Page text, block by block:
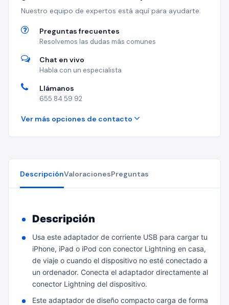
Nuestro equipo de expertos está aquí para ayudarte.
Preguntas frecuentes
Resolvemos las dudas más comunes
Chat en vivo
Habla con un especialista
Llámanos
655 84 59 92
Ver más opciones de contacto
DescripciónValoracionesPreguntas
Descripción
Usa este adaptador de corriente USB para cargar tu
iPhone, iPad o iPod con conector Lightning en casa,
de viaje o cuando el dispositivo no esté conectado a
un ordenador. Conecta el adaptador directamente al
conector Lightning del dispositivo.
Este adaptador de diseño compacto carga de forma